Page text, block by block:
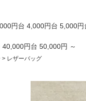
円台 4,000円台 5,000円
40,000円台 50,000円 ～
レザーバッグ